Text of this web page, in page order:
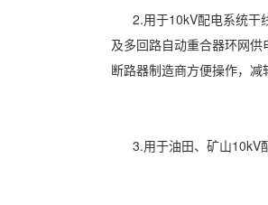
2.用于10kV配电系统干
及多回路自动重合器环网
断路器制造商方便操作，减
3.用于油田、矿山10kV配